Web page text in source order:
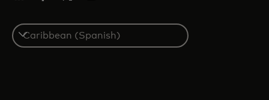
Select
a
country